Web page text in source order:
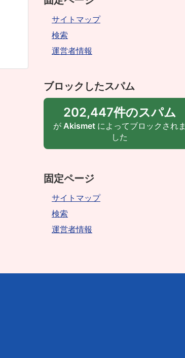
サイトマップ
検索
運営者情報
ブロックしたスパム
202,447件のスパム
が Akismetによってブロックされま
した
固定ページ
サイトマップ
検索
運営者情報